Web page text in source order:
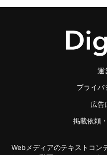
運
プライバ
広告
掲載依頼
Webメディアのテキストコン